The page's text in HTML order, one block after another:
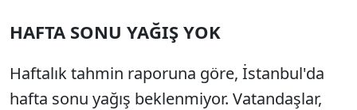
HAFTA SONU YAĞIŞ YOK
Haftalık tahmin raporuna göre, İstanbul'da
hafta sonu yağış beklenmiyor. Vatandaşlar,